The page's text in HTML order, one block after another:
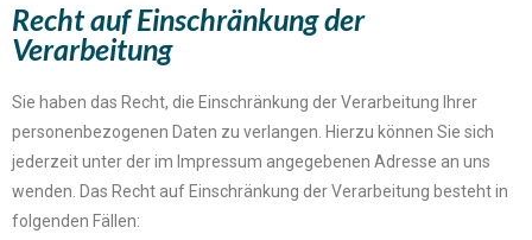
Recht auf Einschränkung der
Verarbeitung
Sie haben das Recht, die Einschränkung der Verarbeitung Ihrer
personenbezogenen Daten zu verlangen. Hierzu können Sie sich
jederzeit unter der im Impressum angegebenen Adresse an uns
wenden. Das Recht auf Einschränkung der Verarbeitung besteht in
folgenden Fällen: